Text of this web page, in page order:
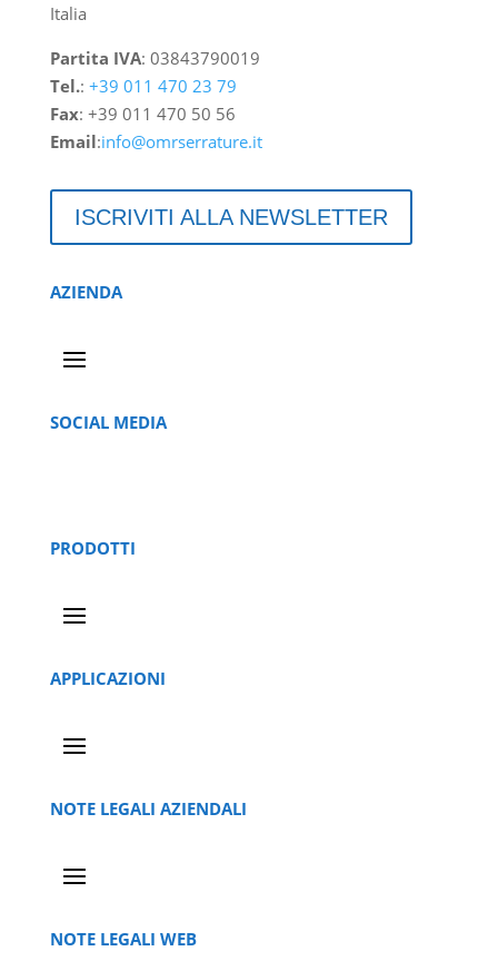
Italia
Partita IVA: 03843790019
Tel.: +39 011 470 23 79
Fax: +39 011 470 50 56
Email:info@omrserrature.it
ISCRIVITI ALLA NEWSLETTER
AZIENDA
SOCIAL MEDIA
PRODOTTI
APPLICAZIONI
NOTE LEGALI AZIENDALI
NOTE LEGALI WEB